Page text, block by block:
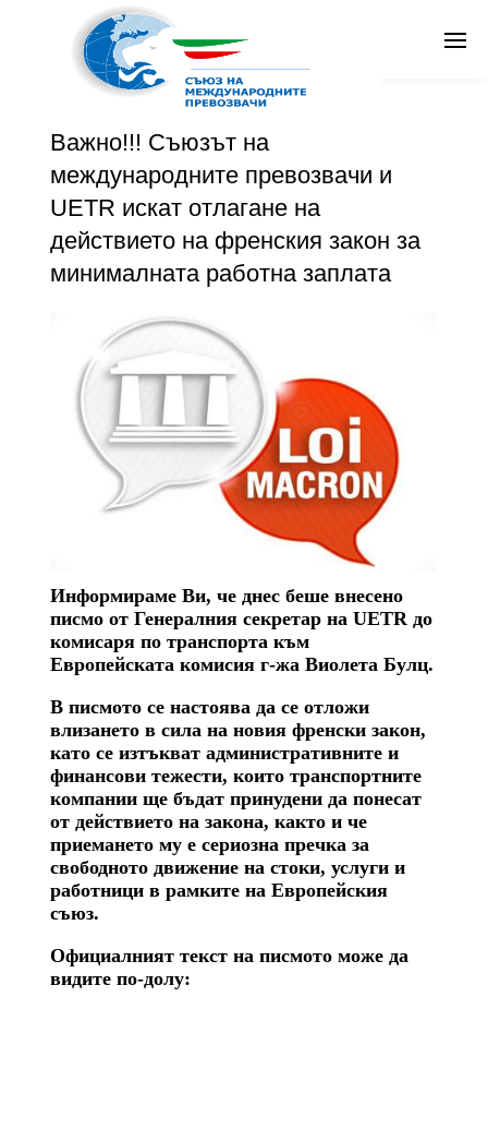
Съюз на международните превозвачи
Публикувано юни 29, 2016 в 2:49 pm
Важно!!! Съюзът на
международните превозвачи и
UETR искат отлагане на
действието на френския закон за
минималната работна заплата
Информираме Ви, че днес беше внесено
писмо от Генералния секретар на UETR до
комисаря по транспортa към
Европейската комисия г-жа Виолета Булц.
В писмото се настоява да се отложи
влизането в сила на новия френски закон,
като се изтъкват административните и
финансови тежести, които транспортните
компании ще бъдат принудени да понесат
от действието на закона, както и че
приемането му е сериозна пречка за
свободното движение на стоки, услуги и
работници в рамките на Европейския
съюз.
Официалният текст на писмото може да
видите по-долу: